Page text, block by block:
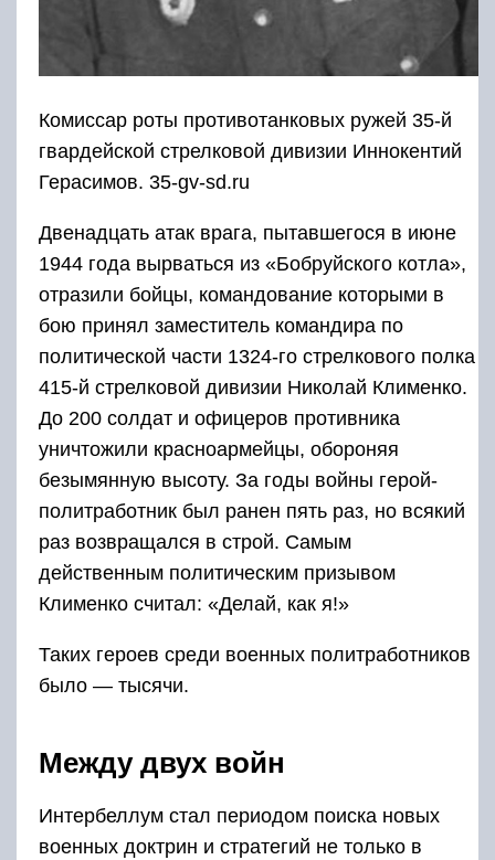
Комиссар роты противотанковых ружей 35-й
гвардейской стрелковой дивизии Иннокентий
Герасимов. 35-gv-sd.ru
Двенадцать атак врага, пытавшегося в июне
1944 года вырваться из «Бобруйского котла»,
отразили бойцы, командование которыми в
бою принял заместитель командира по
политической части 1324-го стрелкового полка
415-й стрелковой дивизии Николай Клименко.
До 200 солдат и офицеров противника
уничтожили красноармейцы, обороняя
безымянную высоту. За годы войны герой-
политработник был ранен пять раз, но всякий
раз возвращался в строй. Самым
действенным политическим призывом
Клименко считал: «Делай, как я!»
Таких героев среди военных политработников
было — тысячи.
Между двух войн
Интербеллум стал периодом поиска новых
военных доктрин и стратегий не только в